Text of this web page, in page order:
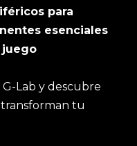
para
esenciales
juego
Lab y descubre
tu